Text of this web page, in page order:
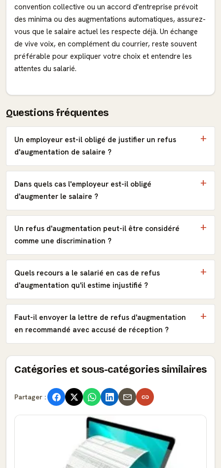
convention collective ou un accord d'entreprise prévoit
des minima ou des augmentations automatiques, assurez-
vous que le salaire actuel les respecte déjà. Un échange
de vive voix, en complément du courrier, reste souvent
préférable pour expliquer votre choix et entendre les
attentes du salarié.
Questions fréquentes
Un employeur est-il obligé de justifier un refus
d'augmentation de salaire ?
Dans quels cas l'employeur est-il obligé
d'augmenter le salaire ?
Un refus d'augmentation peut-il être considéré
comme une discrimination ?
Quels recours a le salarié en cas de refus
d'augmentation qu'il estime injustifié ?
Faut-il envoyer la lettre de refus d'augmentation
en recommandé avec accusé de réception ?
Catégories et sous-catégories similaires
Partager :